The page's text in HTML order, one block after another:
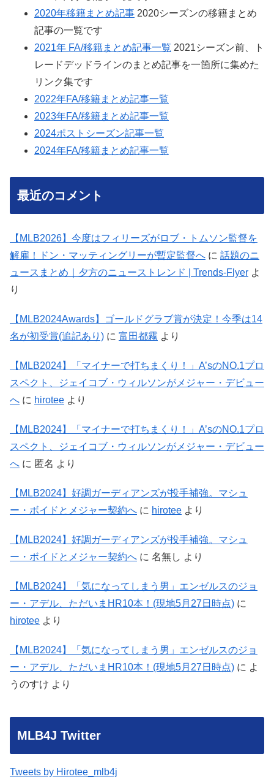
2020年移籍まとめ記事 2020シーズンの移籍まとめ
記事の一覧です
2021年 FA/移籍まとめ記事一覧 2021シーズン前、ト
レードデッドラインのまとめ記事を一箇所に集めた
リンク集です
2022年FA/移籍まとめ記事一覧
2023年FA/移籍まとめ記事一覧
2024ポストシーズン記事一覧
2024年FA/移籍まとめ記事一覧
最近のコメント
【MLB2026】今度はフィリーズがロブ・トムソン監督を
解雇！ドン・マッティングリーが暫定監督へ に 話題のニ
ュースまとめ｜夕方のニューストレンド | Trends-Flyer よ
り
【MLB2024Awards】ゴールドグラブ賞が決定！今季は14
名が初受賞(追記あり) に 富田都霧 より
【MLB2024】「マイナーで打ちまくり！」A’sのNO.1プロ
スペクト、ジェイコブ・ウィルソンがメジャー・デビュー
へ に hirotee より
【MLB2024】「マイナーで打ちまくり！」A’sのNO.1プロ
スペクト、ジェイコブ・ウィルソンがメジャー・デビュー
へ に 匿名 より
【MLB2024】好調ガーディアンズが投手補強。マシュ
ー・ボイドとメジャー契約へ に hirotee より
【MLB2024】好調ガーディアンズが投手補強。マシュ
ー・ボイドとメジャー契約へ に 名無し より
【MLB2024】「気になってしまう男」エンゼルスのジョ
ー・アデル、ただいまHR10本！(現地5月27日時点) に
hirotee より
【MLB2024】「気になってしまう男」エンゼルスのジョ
ー・アデル、ただいまHR10本！(現地5月27日時点) に よ
うのすけ より
MLB4J Twitter
Tweets by Hirotee_mlb4j